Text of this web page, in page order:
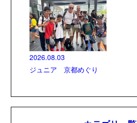
2026.08.03
ジュニア 京都めぐり